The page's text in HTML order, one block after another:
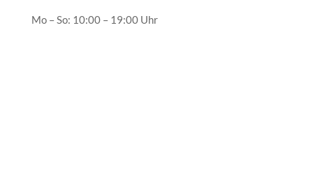
Mo – So: 10:00 – 19:00 Uhr